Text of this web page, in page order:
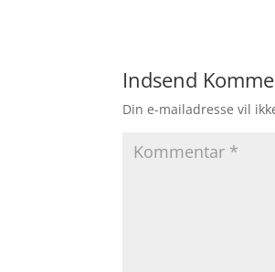
Indsend
Din e-mailadresse vil